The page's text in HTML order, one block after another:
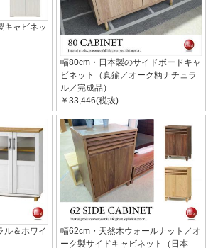
キャビネッ
幅80cm・日本製のサイドボードキャ
ビネット（真鍮／オーク柄ナチュラ
ル／完成品）
￥33,446(税抜)
ル＆ホワイ
幅62cm・天然木ウォールナット／オ
ーク製サイドキャビネット（日本